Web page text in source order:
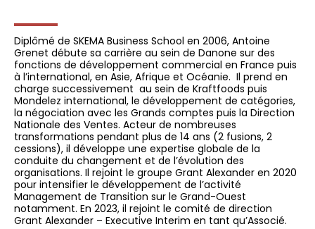
Diplômé de SKEMA Business School en 2006, Antoine
Grenet débute sa carrière au sein de Danone sur des
fonctions de développement commercial en France puis
à l’international, en Asie, Afrique et Océanie. Il prend en
charge successivement au sein de Kraftfoods puis
Mondelez international, le développement de catégories,
la négociation avec les Grands comptes puis la Direction
Nationale des Ventes. Acteur de nombreuses
transformations pendant plus de 14 ans (2 fusions, 2
cessions), il développe une expertise globale de la
conduite du changement et de l’évolution des
organisations. Il rejoint le groupe Grant Alexander en 2020
pour intensifier le développement de l’activité
Management de Transition sur le Grand-Ouest
notamment. En 2023, il rejoint le comité de direction
Grant Alexander – Executive Interim en tant qu’Associé.